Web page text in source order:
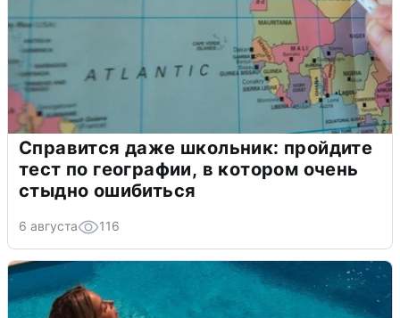
Справится даже школьник: пройдите
тест по географии, в котором очень
стыдно ошибиться
6 августа 116